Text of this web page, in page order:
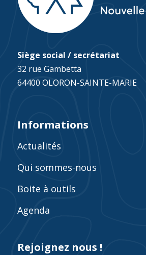
Siège social / secrétariat
32 rue Gambetta
64400 OLORON-SAINTE-MARIE
Informations
Actualités
Qui sommes-nous
Boite à outils
Agenda
Rejoignez nous !